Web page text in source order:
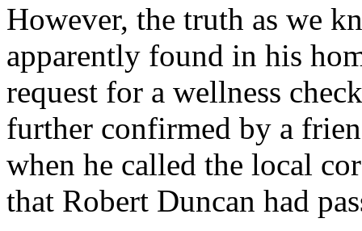
However, the truth as we
apparently found in his
request for a wellness
further confirmed by a
when he called the local
that Robert Duncan had